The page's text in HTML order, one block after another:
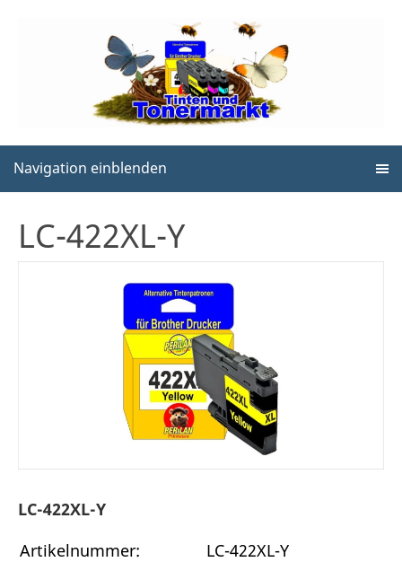
Navigation einblenden
LC-422XL-Y
LC-422XL-Y
Artikelnummer:
LC-422XL-Y